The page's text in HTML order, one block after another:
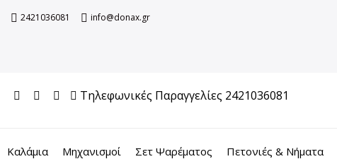
2421036081 info@donax.gr
Τηλεφωνικές Παραγγελίες 2421036081
Καλάμια Μηχανισμοί Σετ Ψαρέματος Πετονιές & Νήματα